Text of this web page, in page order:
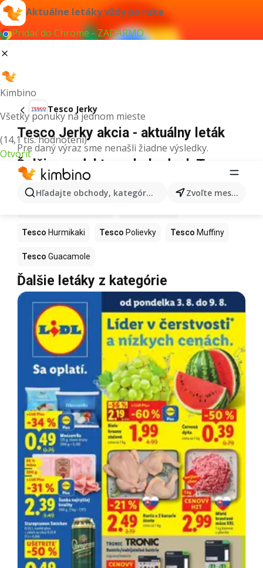
Aktuálne letáky vždy po ruke
Pridať do Chrome - ZADARMO
Kimbino
Všetky ponuky na jednom mieste
(14,1 tis. hodnotení)
Otvoriť
Hľadajte obchody, kategórie, produkty... Zvoľte mesto
Tesco Jerky
Tesco Jerky akcia - aktuálny leták
Pre daný výraz sme nenašli žiadne výsledky.
Ďalšie produkty v obchodoch Tesco
Tesco Hurmikaki Tesco Polievky Tesco Muffiny
Tesco Guacamole
Ďalšie letáky z kategórie